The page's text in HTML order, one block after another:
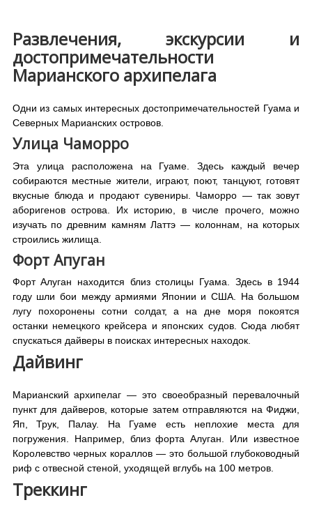
Развлечения, экскурсии и
достопримечательности
Марианского архипелага
Одни из самых интересных достопримечательностей Гуама и
Северных Марианских островов.
Улица Чаморро
Эта улица расположена на Гуаме. Здесь каждый вечер
собираются местные жители, играют, поют, танцуют, готовят
вкусные блюда и продают сувениры. Чаморро — так зовут
аборигенов острова. Их историю, в числе прочего, можно
изучать по древним камням Латтэ — колоннам, на которых
строились жилища.
Форт Апуган
Форт Алуган находится близ столицы Гуама. Здесь в 1944
году шли бои между армиями Японии и США. На большом
лугу похоронены сотни солдат, а на дне моря покоятся
останки немецкого крейсера и японских судов. Сюда любят
спускаться дайверы в поисках интересных находок.
Дайвинг
Марианский архипелаг — это своеобразный перевалочный
пункт для дайверов, которые затем отправляются на Фиджи,
Яп, Трук, Палау. На Гуаме есть неплохие места для
погружения. Например, близ форта Алуган. Или известное
Королевство черных кораллов — это большой глубоководный
риф с отвесной стеной, уходящей вглубь на 100 метров.
Треккинг